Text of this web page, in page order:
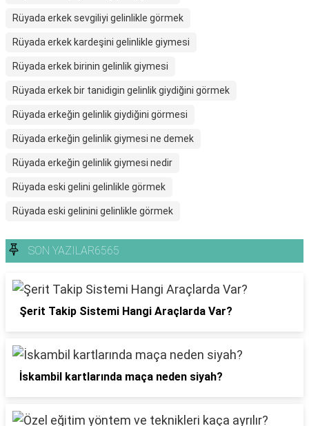
Rüyada erkek sevgiliyi gelinlikle görmek
Rüyada erkek kardeşini gelinlikle giymesi
Rüyada erkek birinin gelinlik giymesi
Rüyada erkek bir tanidigin gelinlik giydiğini görmek
Rüyada erkeğin gelinlik giydiğini görmesi
Rüyada erkeğin gelinlik giymesi ne demek
Rüyada erkeğin gelinlik giymesi nedir
Rüyada eski gelini gelinlikle görmek
Rüyada eski gelinini gelinlikle görmek
SON YAZILAR6565
Şerit Takip Sistemi Hangi Araçlarda Var?
İskambil kartlarında maça neden siyah?